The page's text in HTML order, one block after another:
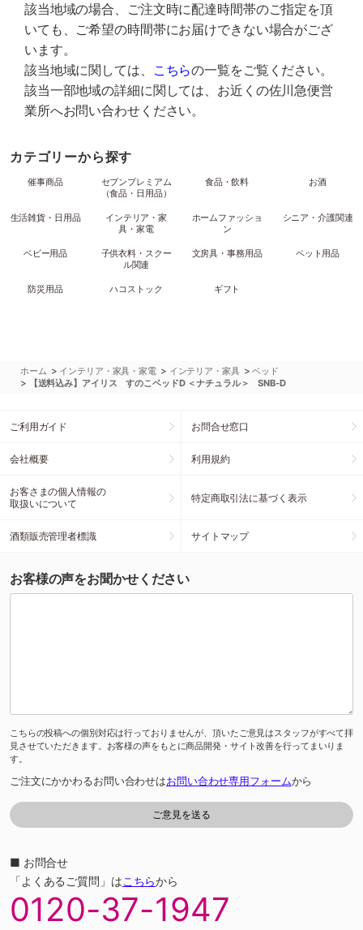
該当地域の場合、ご注文時に配達時間帯のご指定を頂
いても、ご希望の時間帯にお届けできない場合がござ
います。
該当地域に関しては、
こちらの一覧をご覧ください。
該当一部地域の詳細に関しては、お近くの佐川急便営
業所へお問い合わせください。
カテゴリーから探す
催事商品
セブンプレミアム
（食品・日用品）
食品・飲料 お酒
生活雑貨・日用品
インテリア・家
具・家電
ホームファッショ
ン
シニア・介護関連
ベビー用品
子供衣料・スクー
ル関連
文房具・事務用品 ペット用品
防災用品 ハコストック ギフト
ホーム > インテリア・家具・家電 > インテリア・家具 >ベッド
> 【送料込み】アイリス すのこベッドD ＜ナチュラル＞ SNB-D
ご利用ガイド お問合せ窓口
会社概要 利用規約
お客さまの個人情報の
取扱いについて
特定商取引法に基づく表示
酒類販売管理者標識 サイトマップ
お客様の声をお聞かせください
こちらの投稿への個別対応は行っておりませんが、頂いたご意見はスタッフがすべて拝
見させていただきます。お客様の声をもとに商品開発・サイト改善を行ってまいりま
す。
ご注文にかかわるお問い合わせはお問い合わせ専用フォームから
■ お問合せ
「よくあるご質問」はこちらから
0120-37-1947